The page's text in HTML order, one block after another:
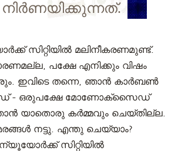
നിർണയിക്കുന്നത്.
സിറ്റിയിൽ മലിനീകരണമുണ്ട്.
പക്ഷേ എനിക്കും വിഷം
ഇവിടെ തന്നെ, ഞാൻ കാർബൺ
ഒരുപക്ഷേ മോണോക്സൈഡ്
യാതൊരു കർമ്മവും ചെയ്തില്ല.
നട്ടു. എന്തു ചെയ്യാം?
സിറ്റിയിൽ